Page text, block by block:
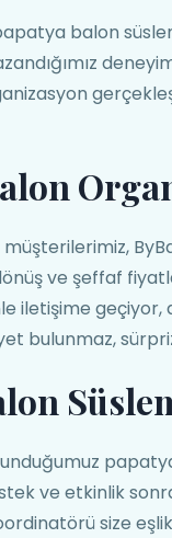
balon
ve şeffaf
iletişime
bulunmaz,
ve etkinlik
size